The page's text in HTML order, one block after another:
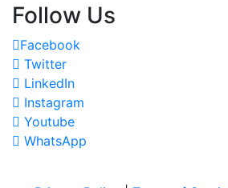
Follow Us
Facebook
Twitter
LinkedIn
Instagram
Youtube
WhatsApp